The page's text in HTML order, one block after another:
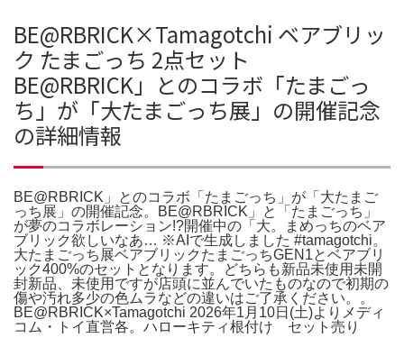
BE@RBRICK×Tamagotchi ベアブリッ
ク たまごっち 2点セット
BE@RBRICK」とのコラボ「たまごっ
ち」が「大たまごっち展」の開催記念
の詳細情報
BE@RBRICK」とのコラボ「たまごっち」が「大たまご
っち展」の開催記念。BE@RBRICK」と「たまごっち」
が夢のコラボレーション!?開催中の「大。まめっちのベア
ブリック欲しいなあ… ※AIで生成しました #tamagotchi。
大たまごっち展ベアブリックたまごっちGEN1とベアブリ
ック400%のセットとなります。どちらも新品未使用未開
封新品、未使用ですが店頭に並んでいたものなので初期の
傷や汚れ多少の色ムラなどの違いはご了承ください。。
BE@RBRICK×Tamagotchi 2026年1月10日(土)よりメディ
コム・トイ直営各。ハローキティ根付け セット売り